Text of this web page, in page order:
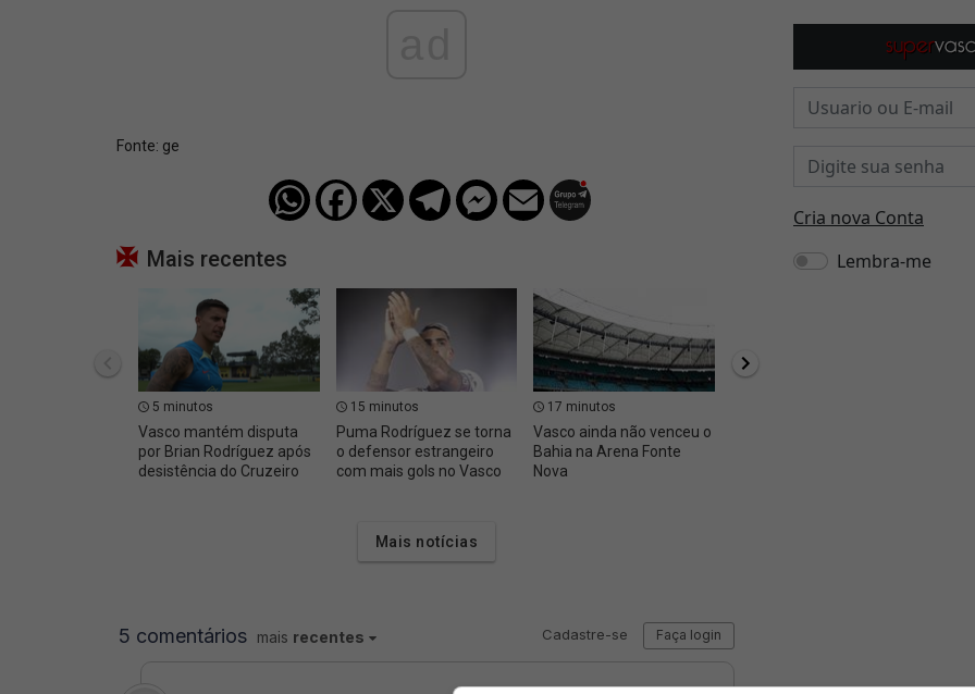
Fonte: ge
Mais recentes
5 minutos
Vasco mantém disputa
por Brian Rodríguez após
desistência do Cruzeiro
15 minutos
Puma Rodríguez se torna
o defensor estrangeiro
com mais gols no Vasco
17 minutos
Vasco ainda não venceu o
Bahia na Arena Fonte
Nova
Mais notícias